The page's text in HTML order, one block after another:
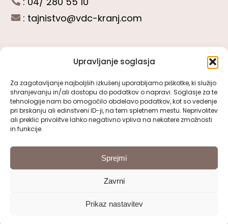
Upravljanje soglasja
Za zagotavljanje najboljših izkušenj uporabljamo piškotke, ki služijo
shranjevanju in/ali dostopu do podatkov o napravi. Soglasje za te
tehnologije nam bo omogočilo obdelavo podatkov, kot so vedenje
pri brskanju ali edinstveni ID-ji, na tem spletnem mestu. Neprivolitev
ali preklic privolitve lahko negativno vpliva na nekatere zmožnosti
in funkcije.
Sprejmi
Zavrni
Prikaz nastavitev
: tajnistvo@vdc-kranj.com
Toggle
Navigation
Predstavitev VDC Kranj
Pomembni obrazci
SLEDITE NAM